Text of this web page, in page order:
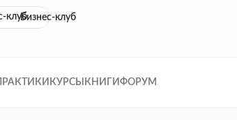
Бизнес-клуб
ПРАКТИКИ КУРСЫ КНИГИ ФОРУМ